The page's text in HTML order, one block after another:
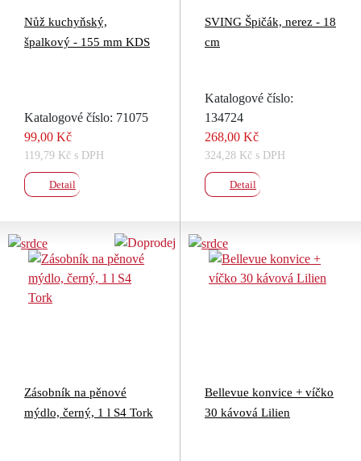
Nůž kuchyňský,
špalkový - 155 mm KDS
Katalogové číslo: 71075
99,00 Kč
119,79 Kč s DPH
Detail
SVING Špičák, nerez - 18
cm
Katalogové číslo:
134724
268,00 Kč
324,28 Kč s DPH
Detail
Zásobník na pěnové
mýdlo, černý, 1 l S4 Tork
Bellevue konvice + víčko
30 kávová Lilien